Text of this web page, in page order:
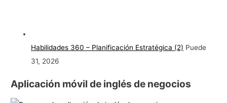
Habilidades 360 – Planificación Estratégica (2) Puede
31, 2026
Aplicación móvil de inglés de negocios